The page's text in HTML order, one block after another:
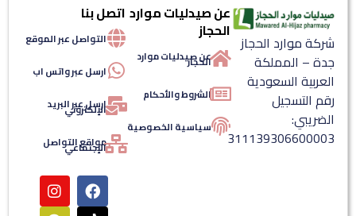
شركة موارد الحجاز
جدة – المملكة
العربية السعودية
رقم التسجيل
الضريبي:
311139306600003
عن صيدليات موارد
الحجاز
عن صيدليات موارد
الحجاز
الشروط والأحكام
سياسية الخصوصية
اتصل بنا
التواصل عبر الموقع
ارسل عبر واتس اب
ارسل عبر البريد
الإلكتروني
مواقع التواصل
الإجتماعي